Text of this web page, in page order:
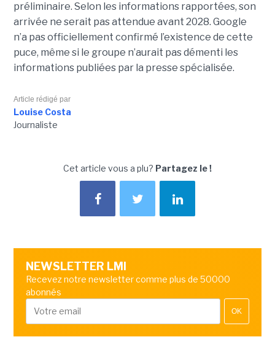
préliminaire. Selon les informations rapportées, son
arrivée ne serait pas attendue avant 2028. Google
n’a pas officiellement confirmé l’existence de cette
puce, même si le groupe n’aurait pas démenti les
informations publiées par la presse spécialisée.
Article rédigé par
Louise Costa
Journaliste
Cet article vous a plu? Partagez le !
NEWSLETTER LMI
Recevez notre newsletter comme plus de 50000
abonnés
OK